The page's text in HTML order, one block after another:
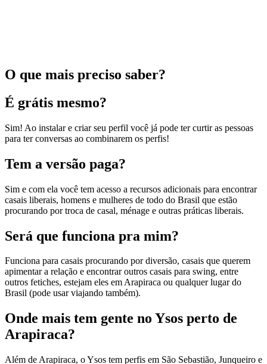
O que mais preciso saber?
É grátis mesmo?
Sim! Ao instalar e criar seu perfil você já pode ter curtir as pessoas
para ter conversas ao combinarem os perfis!
Tem a versão paga?
Sim e com ela você tem acesso a recursos adicionais para encontrar
casais liberais, homens e mulheres de todo do Brasil que estão
procurando por troca de casal, ménage e outras práticas liberais.
Será que funciona pra mim?
Funciona para casais procurando por diversão, casais que querem
apimentar a relação e encontrar outros casais para swing, entre
outros fetiches, estejam eles em Arapiraca ou qualquer lugar do
Brasil (pode usar viajando também).
Onde mais tem gente no Ysos perto de
Arapiraca?
Além de Arapiraca, o Ysos tem perfis em São Sebastião, Junqueiro e